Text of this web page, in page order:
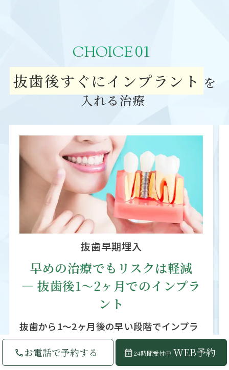
CHOICE01
抜歯後すぐにインプラント を
入れる治療
抜歯早期埋入
早めの治療でもリスクは軽減
― 抜歯後1〜2ヶ月でのインプラ
ント
抜歯から1〜2ヶ月後の早い段階でインプラ
ントを埋入。歯ぐきが治ってからの治療な
ので感染リスクが抑えられ、治療期間も短
お電話で予約する 24時間受付中 WEB予約